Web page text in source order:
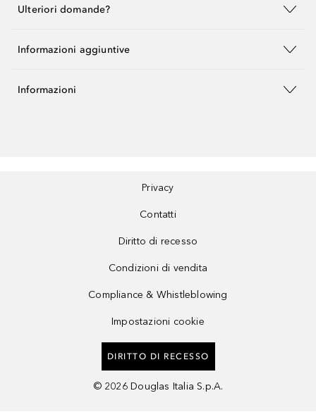
Ulteriori domande?
Informazioni aggiuntive
Informazioni
Privacy
Contatti
Diritto di recesso
Condizioni di vendita
Compliance & Whistleblowing
Impostazioni cookie
DIRITTO DI RECESSO
© 2026 Douglas Italia S.p.A.